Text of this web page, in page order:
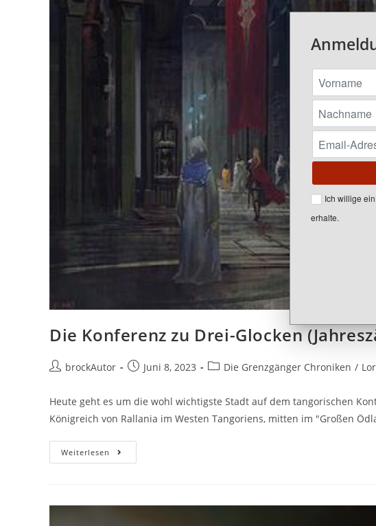
Die Konferenz zu Drei-Glocken
brockAutor Juni 8, 2023 Die Grenzgänger Chroniken /
Heute geht es um die wohl wichtigste Stadt auf dem tangorischen
Königreich von Rallania im Westen Tangoriens, mitten im "Großen
Weiterlesen
Ich willige
erhalte.